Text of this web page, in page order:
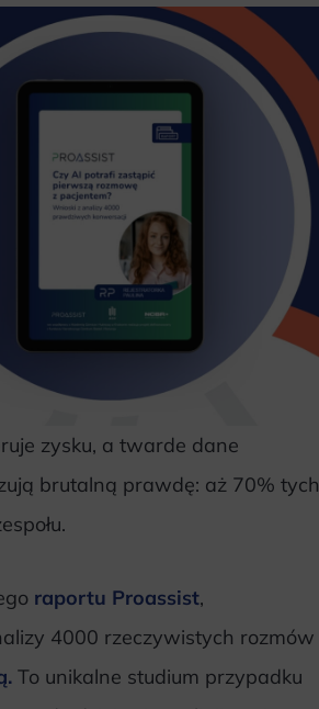
zysku, a twarde dane
brutalną prawdę: aż 70% tych
raportu Proassist,
4000 rzeczywistych rozmów
To unikalne studium przypadku